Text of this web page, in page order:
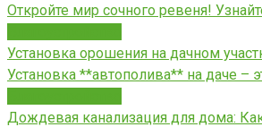
Откройте мир сочного ревеня!
Установка орошения на дачном
Установка **автополива** на даче –
Дождевая канализация для дома: